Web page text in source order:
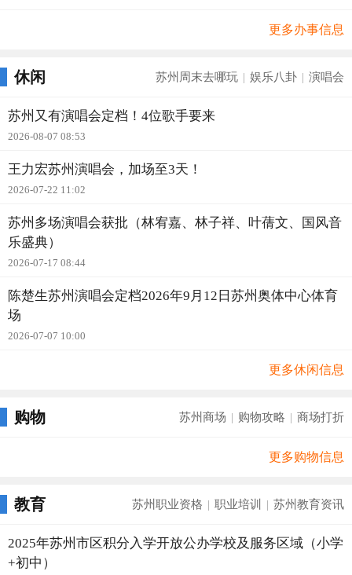
更多办事信息
休闲 苏州周末去哪玩 娱乐八卦 演唱会
苏州又有演唱会定档！4位歌手要来
2026-08-07 08:53
王力宏苏州演唱会，加场至3天！
2026-07-22 11:02
苏州多场演唱会获批（林宥嘉、林子祥、叶蒨文、国风音
乐盛典）
2026-07-17 08:44
陈楚生苏州演唱会定档2026年9月12日苏州奥体中心体育
场
2026-07-07 10:00
更多休闲信息
购物 苏州商场 购物攻略 商场打折
更多购物信息
教育 苏州职业资格 职业培训 苏州教育资讯
2025年苏州市区积分入学开放公办学校及服务区域（小学
+初中）